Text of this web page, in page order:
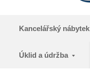
Kancelářský nábytek
Úklid a údržba